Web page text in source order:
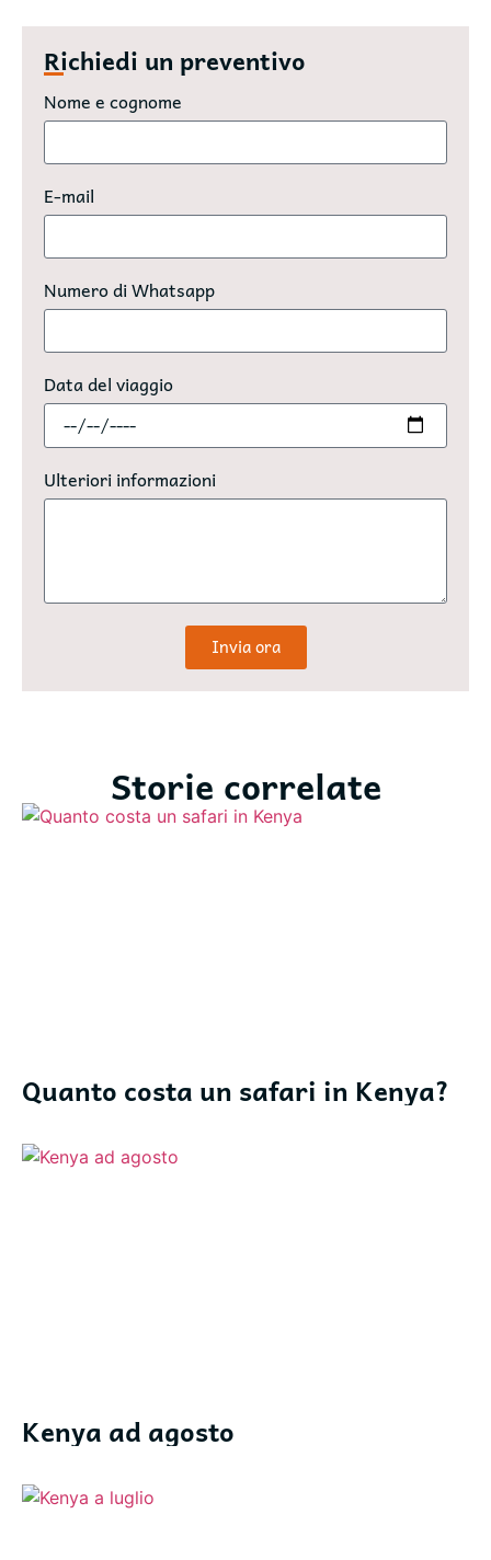
Richiedi un preventivo
Nome e cognome
E-mail
Numero di Whatsapp
Data del viaggio
Ulteriori informazioni
Invia ora
Storie correlate
Quanto costa un safari in Kenya?
Kenya ad agosto